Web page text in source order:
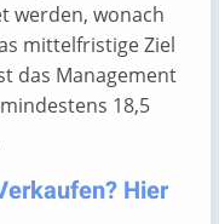
werden, wonach
mittelfristige Ziel
das Management
18,5
Hier